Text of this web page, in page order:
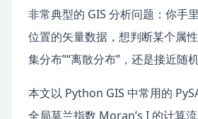
非常典型的 GIS 分析问题：你手
位置的矢量数据，想判断某个属
集分布”“离散分布”，还是接近随机
本文以 Python GIS 中常用的
全局莫兰指数 Moran’s I 的计算